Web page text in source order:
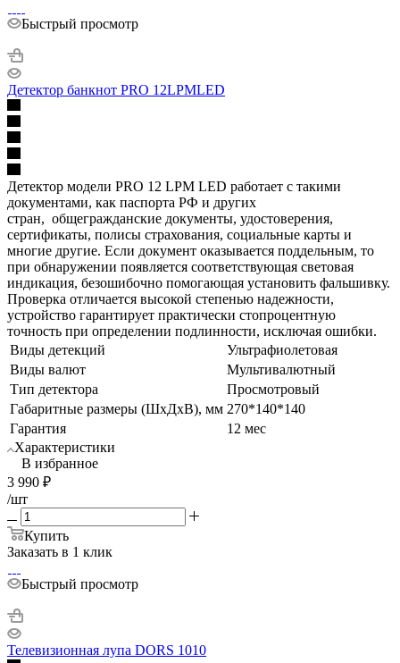
Быстрый просмотр
Детектор банкнот PRO 12LPMLED
Детектор модели PRO 12 LPM LED работает с такими
документами, как паспорта РФ и других
стран, общегражданские документы, удостоверения,
сертификаты, полисы страхования, социальные карты и
многие другие. Если документ оказывается поддельным, то
при обнаружении появляется соответствующая световая
индикация, безошибочно помогающая установить фальшивку.
Проверка отличается высокой степенью надежности,
устройство гарантирует практически стопроцентную
точность при определении подлинности, исключая ошибки.
Виды детекций
Ультрафиолетовая
Виды валют
Мультивалютный
Тип детектора
Просмотровый
Габаритные размеры (ШхДхВ), мм 270*140*140
Гарантия
12 мес
Характеристики
В избранное
3 990 ₽
/шт
Купить
Заказать в 1 клик
Быстрый просмотр
Телевизионная лупа DORS 1010